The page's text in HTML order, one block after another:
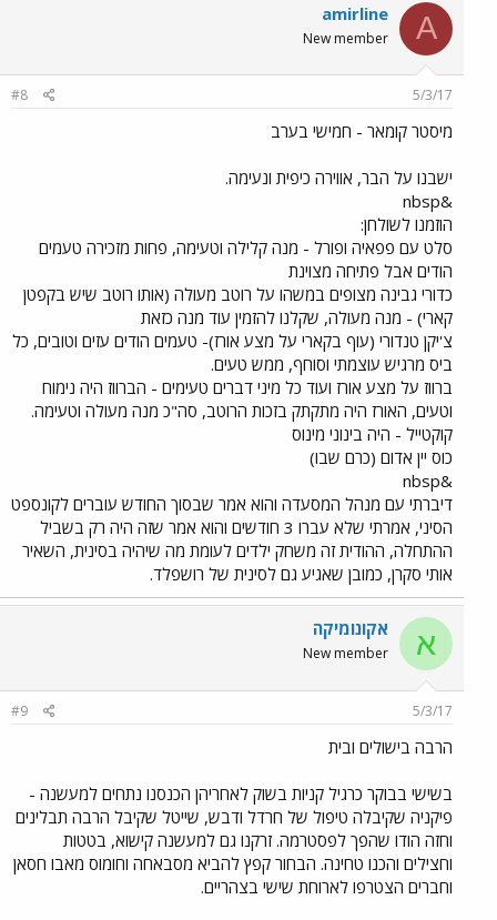
A
amirline
New member
5/3/17
#8
מיסטר קומאר - חמישי בערב
ישבנו על הבר, אווירה כיפית ונעימה.
&nbsp
הוזמנו לשולחן:
סלט עם פפאיה ופורל - מנה קלילה וטעימה, פחות מזכירה טעמים
הודים אבל פתיחה מצוינת
כדורי גבינה מצופים במשהו על רוטב מעולה (אותו רוטב שיש בקפטן
קארי) - מנה מעולה, שקלנו להזמין עוד מנה כזאת
צ'יקן טנדורי (עוף בקארי על מצע אורז)- טעמים הודים עזים וטובים, כל
ביס מרגיש עוצמתי וסוחף, ממש טעים.
ברווז על מצע אורז ועוד כל מיני דברים טעימים - הברווז היה נימוח
וטעים, האורז היה מתקתק בזכות הרוטב, סה"כ מנה מעולה וטעימה.
קוקטייל - היה בינוני מינוס
כוס יין אדום (כרם שבו)
&nbsp
דיברתי עם מנהל המסעדה והוא אמר שבסוך החודש עוברים לקונספט
הסיני, אמרתי שלא עברו 3 חודשים והוא אמר שזה היה רק בשביל
ההתחלה, ההודית זה משחק ילדים לעומת מה שיהיה בסינית, השאיר
אותי סקרן, כמובן שאגיע גם לסינית של רושפלד.
א אקונומיקה
New member
5/3/17
#9
הרבה בישולים ובית
בשישי בבוקר כרגיל קניות בשוק לאחריהן הכנסנו נתחים למעשנה -
פיקניה שקיבלה טיפול של חרדל ודבש, שייטל שקיבל הרבה תבלינים
וחזה הודו שהפך לפסטרמה. זרקנו גם למעשנה קישוא, בטטות
וחצילים והכנו טחינה. הבחור קפץ להביא מסבאחה וחומוס מאבו חסאן
וחברים הצטרפו לארוחת שישי בצהריים.